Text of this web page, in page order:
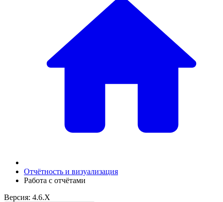
Отчётность и визуализация
Работа с отчётами
Версия: 4.6.X